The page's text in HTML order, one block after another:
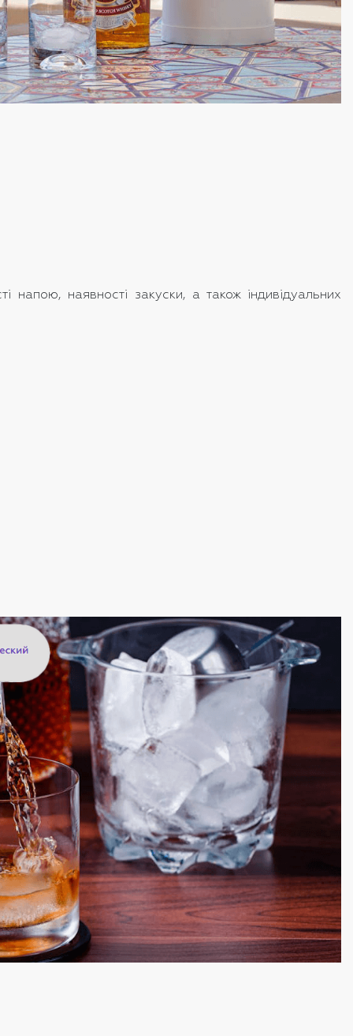
напою, наявності закуски, а також індивідуальних